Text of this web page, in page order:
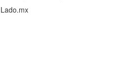
Lado.mx